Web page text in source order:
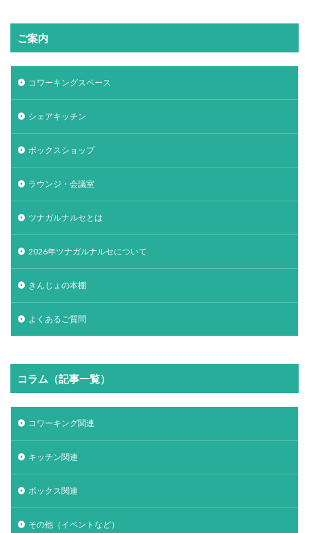
ご案内
コワーキングスペース
シェアキッチン
ボックスショップ
ラウンジ・会議室
ツナガルナルセとは
2026年ツナガルナルセについて
きんじょの本棚
よくあるご質問
コラム（記事一覧）
コワーキング関連
キッチン関連
ボックス関連
その他（イベントなど）